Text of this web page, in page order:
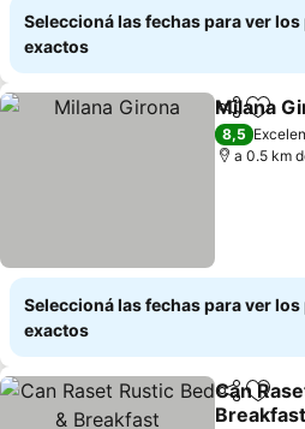
Seleccioná las fechas para ver
exactos
Compartir
Milana
8,5
a 0.5 km
Seleccioná las fechas para ver
exactos
Compartir
Can
Breakfast